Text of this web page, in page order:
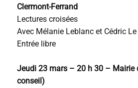
Clermont-Ferrand
Lectures croisées
Avec Mélanie Leblanc et Cédric Le
Entrée libre
Jeudi 23 mars – 20 h 30 – Mairie
conseil)